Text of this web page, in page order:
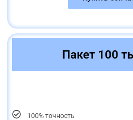
Пакет 100
100% точность